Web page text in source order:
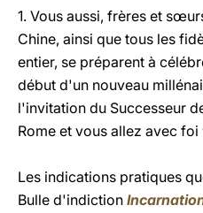
1. Vous aussi, frères et
Chine, ainsi que tous les
entier, se préparent à
début d'un nouveau
l'invitation du Successeur
Rome et vous allez avec
Les indications pratiques
Bulle d'indiction